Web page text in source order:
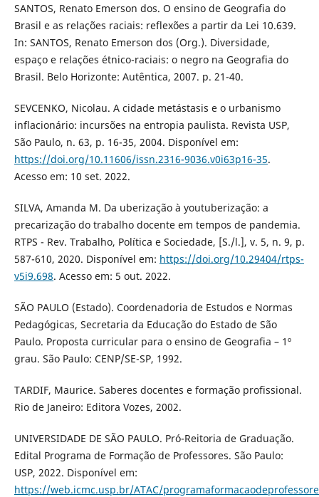
SANTOS, Renato Emerson dos. O ensino de Geografia do
Brasil e as relações raciais: reflexões a partir da Lei 10.639.
In: SANTOS, Renato Emerson dos (Org.). Diversidade,
espaço e relações étnico-raciais: o negro na Geografia do
Brasil. Belo Horizonte: Autêntica, 2007. p. 21-40.
SEVCENKO, Nicolau. A cidade metástasis e o urbanismo
inflacionário: incursões na entropia paulista. Revista USP,
São Paulo, n. 63, p. 16-35, 2004. Disponível em:
https://doi.org/10.11606/issn.2316-9036.v0i63p16-35.
Acesso em: 10 set. 2022.
SILVA, Amanda M. Da uberização à youtuberização: a
precarização do trabalho docente em tempos de pandemia.
RTPS - Rev. Trabalho, Política e Sociedade, [S./l.], v. 5, n. 9, p.
587-610, 2020. Disponível em: https://doi.org/10.29404/rtps-
v5i9.698. Acesso em: 5 out. 2022.
SÃO PAULO (Estado). Coordenadoria de Estudos e Normas
Pedagógicas, Secretaria da Educação do Estado de São
Paulo. Proposta curricular para o ensino de Geografia – 1º
grau. São Paulo: CENP/SE-SP, 1992.
TARDIF, Maurice. Saberes docentes e formação profissional.
Rio de Janeiro: Editora Vozes, 2002.
UNIVERSIDADE DE SÃO PAULO. Pró-Reitoria de Graduação.
Edital Programa de Formação de Professores. São Paulo:
USP, 2022. Disponível em:
https://web.icmc.usp.br/ATAC/